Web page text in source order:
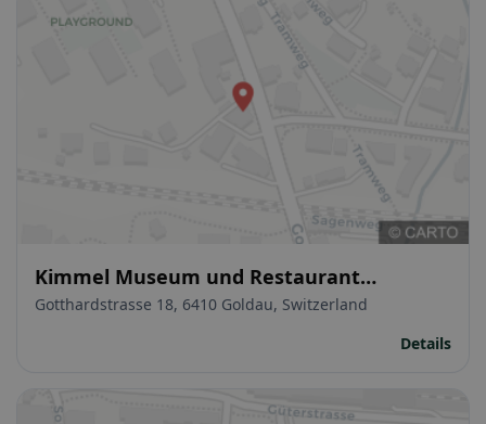
Kimmel Museum und Restaurant
Bauernhof
Gotthardstrasse 18, 6410 Goldau, Switzerland
Details